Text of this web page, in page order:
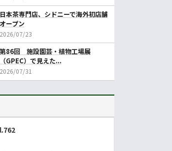
日本茶専門店、シドニーで海外初店舗
オープン
2026/07/23
第86回 施設園芸・植物工場展
（GPEC）で見えた...
2026/07/31